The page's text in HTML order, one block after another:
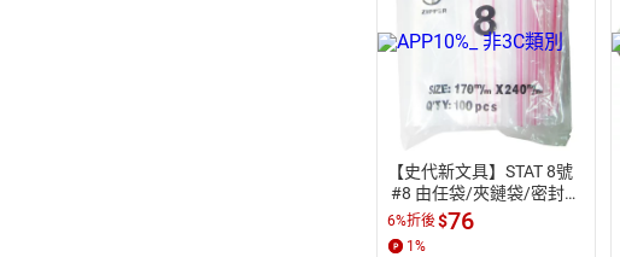
【史代新文具】STAT 8號
#8 由任袋/夾鏈袋/密封袋
24×17cm (100入/包)
6%折後$76
1 %